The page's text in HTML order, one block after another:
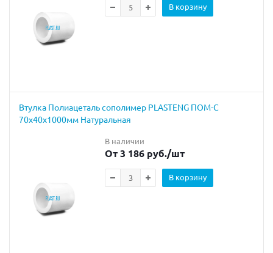
В корзину
Втулка Полиацеталь сополимер PLASTENG ПОМ-С
70х40х1000мм Натуральная
В наличии
От 3 186 руб./шт
В корзину